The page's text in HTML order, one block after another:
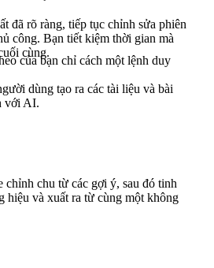
đã rõ ràng, tiếp tục chỉnh sửa phiên
công. Bạn tiết kiệm thời gian mà
cùng.
của bạn chỉ cách một lệnh duy
dùng tạo ra các tài liệu và bài
với AI.
chỉnh chu từ các gợi ý, sau đó tinh
hiệu và xuất ra từ cùng một không